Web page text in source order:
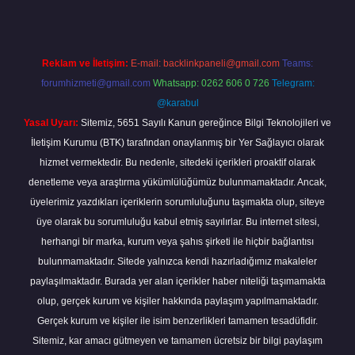
Reklam ve İletişim: E-mail: backlinkpaneli@gmail.com Teams:
forumhizmeti@gmail.com Whatsapp: 0262 606 0 726 Telegram:
@karabul
Yasal Uyarı: Sitemiz, 5651 Sayılı Kanun gereğince Bilgi Teknolojileri ve
İletişim Kurumu (BTK) tarafından onaylanmış bir Yer Sağlayıcı olarak
hizmet vermektedir. Bu nedenle, sitedeki içerikleri proaktif olarak
denetleme veya araştırma yükümlülüğümüz bulunmamaktadır. Ancak,
üyelerimiz yazdıkları içeriklerin sorumluluğunu taşımakta olup, siteye
üye olarak bu sorumluluğu kabul etmiş sayılırlar. Bu internet sitesi,
herhangi bir marka, kurum veya şahıs şirketi ile hiçbir bağlantısı
bulunmamaktadır. Sitede yalnızca kendi hazırladığımız makaleler
paylaşılmaktadır. Burada yer alan içerikler haber niteliği taşımamakta
olup, gerçek kurum ve kişiler hakkında paylaşım yapılmamaktadır.
Gerçek kurum ve kişiler ile isim benzerlikleri tamamen tesadüfidir.
Sitemiz, kar amacı gütmeyen ve tamamen ücretsiz bir bilgi paylaşım